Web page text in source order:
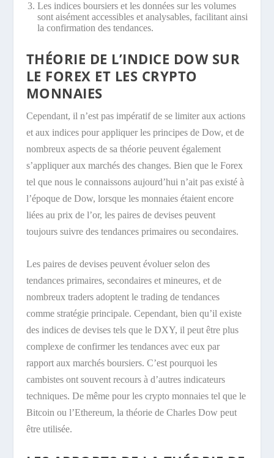
Les indices boursiers et les données sur les volumes
sont aisément accessibles et analysables, facilitant ainsi
la confirmation des tendances.
THÉORIE DE L’INDICE DOW SUR
LE FOREX ET LES CRYPTO
MONNAIES
Cependant, il n’est pas impératif de se limiter aux actions
et aux indices pour appliquer les principes de Dow, et de
nombreux aspects de sa théorie peuvent également
s’appliquer aux marchés des changes. Bien que le Forex
tel que nous le connaissons aujourd’hui n’ait pas existé à
l’époque de Dow, lorsque les monnaies étaient encore
liées au prix de l’or, les paires de devises peuvent
toujours suivre des tendances primaires ou secondaires.
Les paires de devises peuvent évoluer selon des
tendances primaires, secondaires et mineures, et de
nombreux traders adoptent le trading de tendances
comme stratégie principale. Cependant, bien qu’il existe
des indices de devises tels que le DXY, il peut être plus
complexe de confirmer les tendances avec eux par
rapport aux marchés boursiers. C’est pourquoi les
cambistes ont souvent recours à d’autres indicateurs
techniques. De même pour les crypto monnaies tel que le
Bitcoin ou l’Ethereum, la théorie de Charles Dow peut
être utilisée.